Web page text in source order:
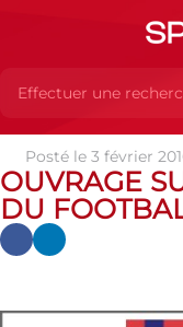
Actualités
sur le « Marketing du
Posté le 3 février
OUVRAGE
DU